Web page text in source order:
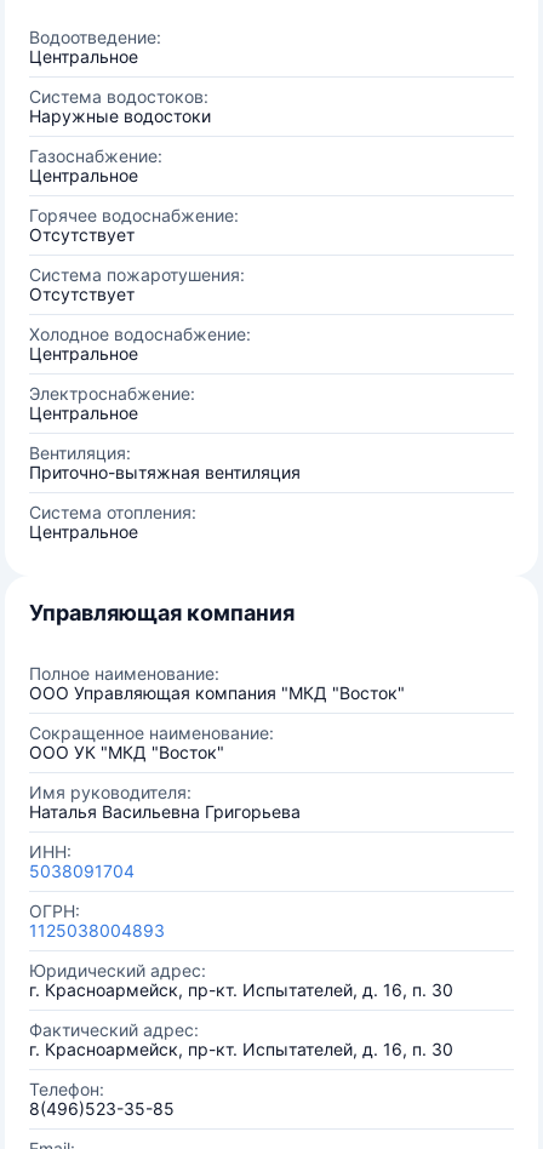
Водоотведение:
Центральное
Система водостоков:
Наружные водостоки
Газоснабжение:
Центральное
Горячее водоснабжение:
Отсутствует
Система пожаротушения:
Отсутствует
Холодное водоснабжение:
Центральное
Электроснабжение:
Центральное
Вентиляция:
Приточно-вытяжная вентиляция
Система отопления:
Центральное
Управляющая компания
Полное наименование:
ООО Управляющая компания "МКД "Восток"
Сокращенное наименование:
ООО УК "МКД "Восток"
Имя руководителя:
Наталья Васильевна Григорьева
ИНН:
5038091704
ОГРН:
1125038004893
Юридический адрес:
г. Красноармейск, пр-кт. Испытателей, д. 16, п. 30
Фактический адрес:
г. Красноармейск, пр-кт. Испытателей, д. 16, п. 30
Телефон:
8(496)523-35-85